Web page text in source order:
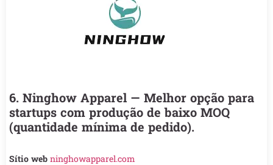
6. Ninghow Apparel — Melhor opção para
startups com produção de baixo MOQ
(quantidade mínima de pedido).
Sítio web ninghowapparel.com